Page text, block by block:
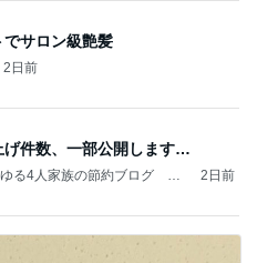
サロン級艶髪
2日前
げ件数、一部公開します…
る4人家族の節約ブログ 〜
2日前